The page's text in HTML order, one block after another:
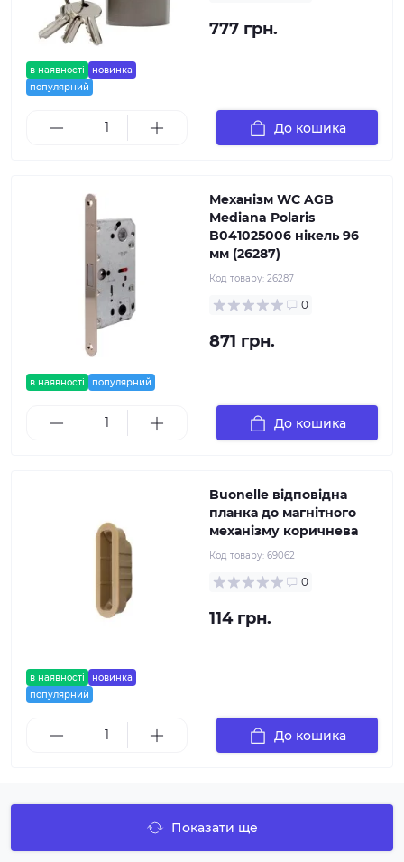
в наявності
новинка
популярний
777 грн.
До кошика
в наявності популярний
Механізм WC AGB
Mediana Polaris
B041025006 нікель 96
мм (26287)
Код товару: 26287
0
871 грн.
До кошика
в наявності
новинка
популярний
Buonelle відповідна
планка до магнітного
механізму коричнева
Код товару: 69062
0
114 грн.
До кошика
Показати ще